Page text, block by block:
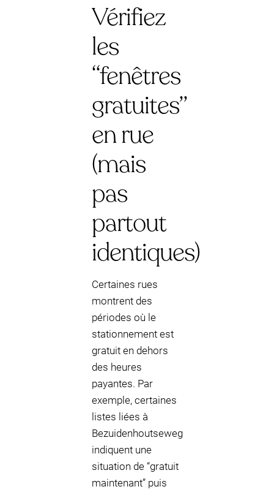
Vérifiez
les
“fenêtres
gratuites”
en rue
(mais
pas
partout
identiques)
Certaines rues
montrent des
périodes où le
stationnement est
gratuit en dehors
des heures
payantes. Par
exemple, certaines
listes liées à
Bezuidenhoutseweg
indiquent une
situation de “gratuit
maintenant” puis